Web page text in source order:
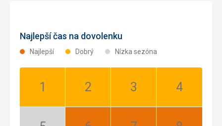
Najlepší čas na dovolenku
Najlepší Dobrý Nízka sezóna
Január:
Február:
Marec:
Apríl: